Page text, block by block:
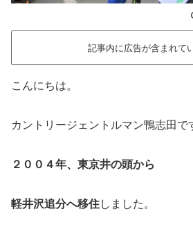
記事内に広告が含まれて
こんにちは。
カントリージェントルマン鴨志田で
２００４年、東京井の頭から
軽井沢追分へ移住しました。